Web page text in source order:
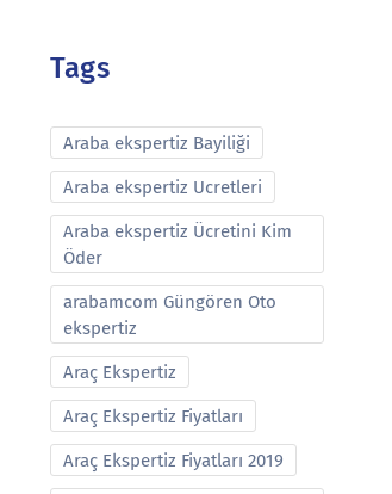
Tags
Araba ekspertiz Bayiliği
Araba ekspertiz Ucretleri
Araba ekspertiz Ücretini Kim
Öder
arabamcom Güngören Oto
ekspertiz
Araç Ekspertiz
Araç Ekspertiz Fiyatları
Araç Ekspertiz Fiyatları 2019